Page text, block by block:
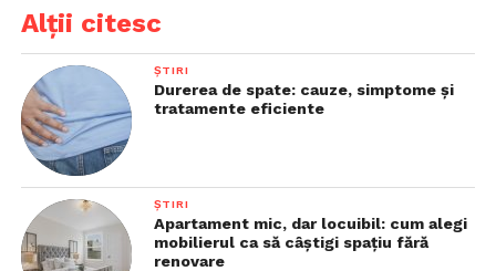
Alții citesc
ȘTIRI
Durerea de spate: cauze, simptome și
tratamente eficiente
ȘTIRI
Apartament mic, dar locuibil: cum alegi
mobilierul ca să câștigi spațiu fără
renovare